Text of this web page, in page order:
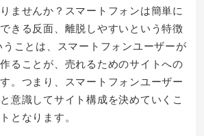
ませんか？スマートフォンは簡単に
きる反面、離脱しやすいという特徴
ことは、スマートフォンユーザーが
ることが、売れるためのサイトへの
。つまり、スマートフォンユーザー
意識してサイト構成を決めていくこ
となります。